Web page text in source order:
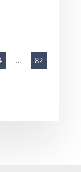
… 82